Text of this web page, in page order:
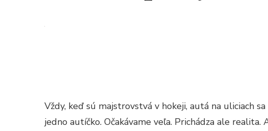
Vždy, keď sú majstrovstvá v hokeji, autá na uliciach
jedno autíčko. Očakávame veľa. Prichádza ale